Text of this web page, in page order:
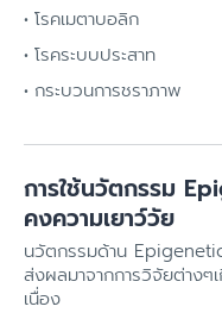
โรคเมตาบอลิก
โรคระบบประสาท
กระบวนการชราภาพ
การใช้นวัตกรรม
คงความเยาว์วัย
นวัตกรรมด้าน
ส่งผลมาจากการวิจัยต่าง
เนื่อง